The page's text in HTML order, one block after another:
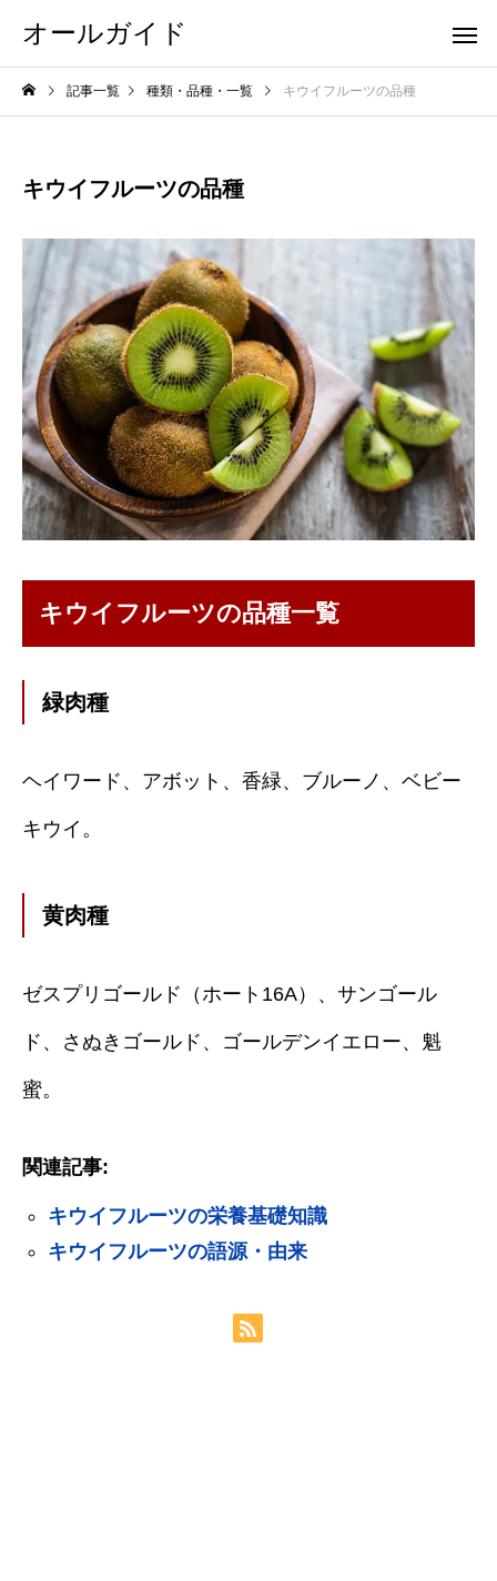
オールガイド
記事一覧 種類・品種・一覧 キウイフルーツの品種
キウイフルーツの品種
キウイフルーツの品種一覧
緑肉種
ヘイワード、アボット、香緑、ブルーノ、ベビー
キウイ。
黄肉種
ゼスプリゴールド（ホート16A）、サンゴール
ド、さぬきゴールド、ゴールデンイエロー、魁
蜜。
関連記事:
キウイフルーツの栄養基礎知識
キウイフルーツの語源・由来